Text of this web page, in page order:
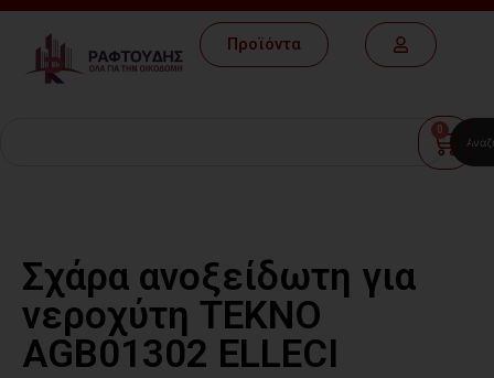
Προϊόντα
0
Σχάρα ανοξείδωτη για
νεροχύτη TEKNO
AGB01302 ELLECI